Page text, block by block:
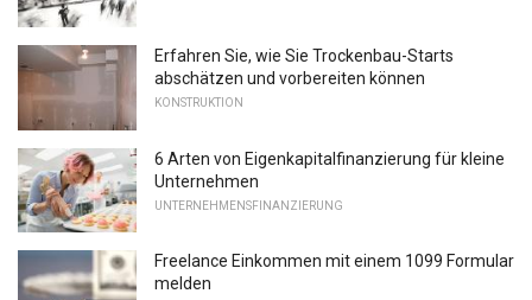
Erfahren Sie, wie Sie Trockenbau-Starts
abschätzen und vorbereiten können
KONSTRUKTION
6 Arten von Eigenkapitalfinanzierung für kleine
Unternehmen
UNTERNEHMENSFINANZIERUNG
Freelance Einkommen mit einem 1099 Formular
melden